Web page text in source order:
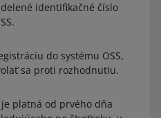
identifikačné číslo
do systému OSS,
sa proti rozhodnutiu.
je platná od prvého dňa